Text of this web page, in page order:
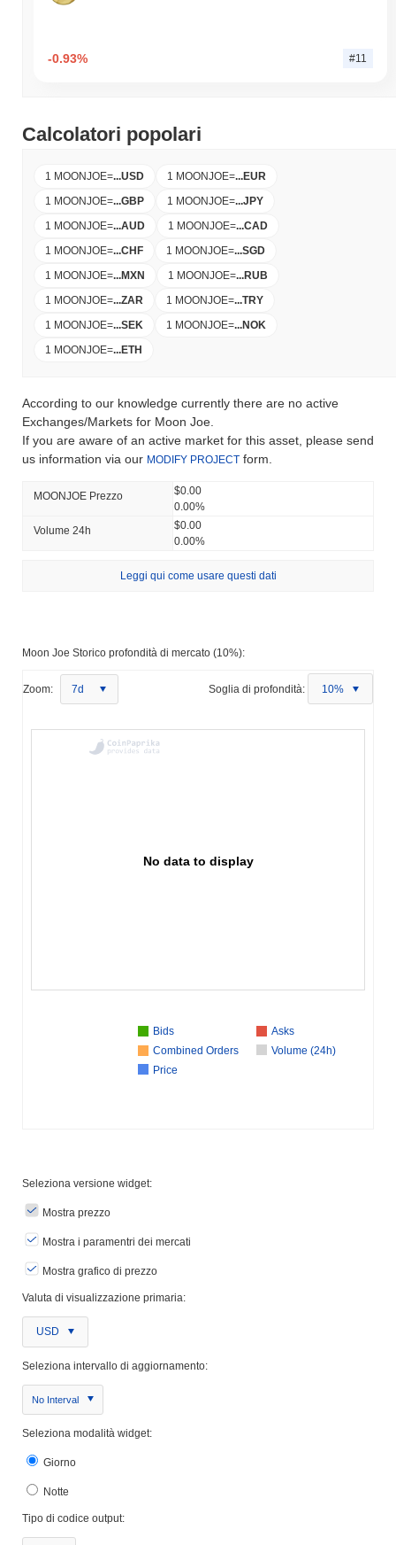
-0.93% #11
Calcolatori popolari
1 MOONJOE=...USD 1 MOONJOE=...EUR
1 MOONJOE=...GBP 1 MOONJOE=...JPY
1 MOONJOE=...AUD 1 MOONJOE=...CAD
1 MOONJOE=...CHF 1 MOONJOE=...SGD
1 MOONJOE=...MXN 1 MOONJOE=...RUB
1 MOONJOE=...ZAR 1 MOONJOE=...TRY
1 MOONJOE=...SEK 1 MOONJOE=...NOK
1 MOONJOE=...ETH
According to our knowledge currently there are no active
Exchanges/Markets for Moon Joe.
If you are aware of an active market for this asset, please send
us information via our MODIFY PROJECT form.
MOONJOE Prezzo
$0.00
0.00%
Volume 24h
$0.00
0.00%
Leggi qui come usare questi dati
Moon Joe Storico profondità di mercato (10%):
Zoom: 7d Soglia di profondità: 10%
No data to display
Bids
Asks
Combined Orders
Volume (24h)
Price
Seleziona versione widget:
Mostra prezzo
Mostra i paramentri dei mercati
Mostra grafico di prezzo
Valuta di visualizzazione primaria:
USD
Seleziona intervallo di aggiornamento:
No Interval
Seleziona modalità widget:
Giorno
Notte
Tipo di codice output: